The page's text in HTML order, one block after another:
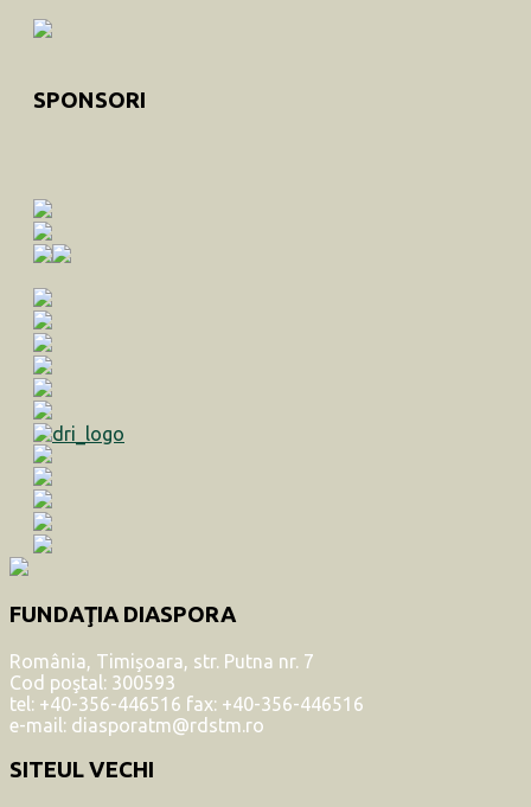
SPONSORI
FUNDAŢIA DIASPORA
România, Timişoara, str. Putna nr. 7
Cod poştal: 300593
tel: +40-356-446516 fax: +40-356-446516
e-mail: diasporatm@rdstm.ro
SITEUL VECHI